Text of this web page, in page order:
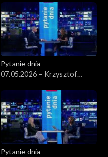
Pytanie dnia
07.05.2026 – Krzysztof
Pytanie dnia